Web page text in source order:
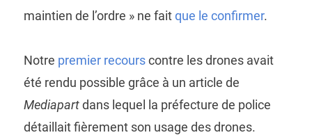
maintien de l’ordre » ne faitque le confirmer.
Notre premier recourscontre les drones avait
été rendu possible grâce à un article de
Mediapartdans lequel la préfecture de police
détaillait fièrement son usage des drones.